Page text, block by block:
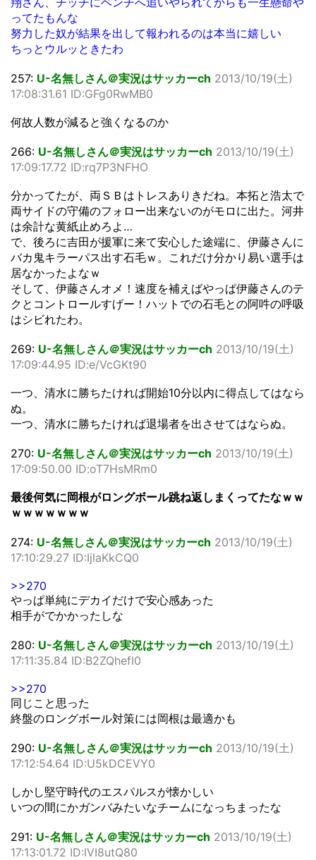
ってたもんな
努力した奴が結果を出して報われるのは本当に嬉しい
ちっとウルッときたわ
257: U-名無しさん＠実況はサッカーch 2013/10/19(土)
17:08:31.61 ID:GFg0RwMB0
何故人数が減ると強くなるのか
266: U-名無しさん＠実況はサッカーch 2013/10/19(土)
17:09:17.72 ID:rq7P3NFHO
分かってたが、両ＳＢはトレスありきだね。本拓と浩太で
両サイドの守備のフォロー出来ないのがモロに出た。河井
は余計な黄紙止めろよ…
で、後ろに吉田が援軍に来て安心した途端に、伊藤さんに
バカ鬼キラーパス出す石毛ｗ。これだけ分かり易い選手は
居なかったよなｗ
そして、伊藤さんオメ！速度を補えばやっぱ伊藤さんのテ
クとコントロールすげー！ハットでの石毛との阿吽の呼吸
はシビれたわ。
269: U-名無しさん＠実況はサッカーch 2013/10/19(土)
17:09:44.95 ID:e/VcGKt90
一つ、清水に勝ちたければ開始10分以内に得点してはなら
ぬ。
一つ、清水に勝ちたければ退場者を出させてはならぬ。
270: U-名無しさん＠実況はサッカーch 2013/10/19(土)
17:09:50.00 ID:oT7HsMRm0
最後何気に岡根がロングボール跳ね返しまくってたなｗｗ
ｗｗｗｗｗｗｗ
274: U-名無しさん＠実況はサッカーch 2013/10/19(土)
17:10:29.27 ID:IjlaKkCQ0
>>270
やっぱ単純にデカイだけで安心感あった
相手がでかかったしな
280: U-名無しさん＠実況はサッカーch 2013/10/19(土)
17:11:35.84 ID:B2ZQhefI0
>>270
同じこと思った
終盤のロングボール対策には岡根は最適かも
290: U-名無しさん＠実況はサッカーch 2013/10/19(土)
17:12:54.64 ID:U5kDCEVY0
しかし堅守時代のエスパルスが懐かしい
いつの間にかガンバみたいなチームになっちまったな
291: U-名無しさん＠実況はサッカーch 2013/10/19(土)
17:13:01.72 ID:IVI8utQ80